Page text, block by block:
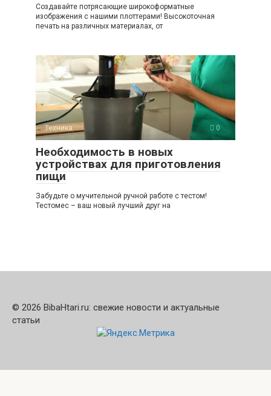
Создавайте потрясающие широкоформатные
изображения с нашими плоттерами! Высокоточная
печать на различных материалах, от
Техника 0
Необходимость в новых
устройствах для приготовления
пищи
Забудьте о мучительной ручной работе с тестом!
Тестомес – ваш новый лучший друг на
© 2026 BibaHtari.ru: свежие новости и актуальные
статьи